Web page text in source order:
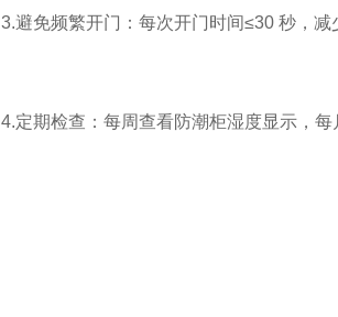
3.避免频繁开门：每次开门时间≤30 秒，
4.定期检查：每周查看防潮柜湿度显示，